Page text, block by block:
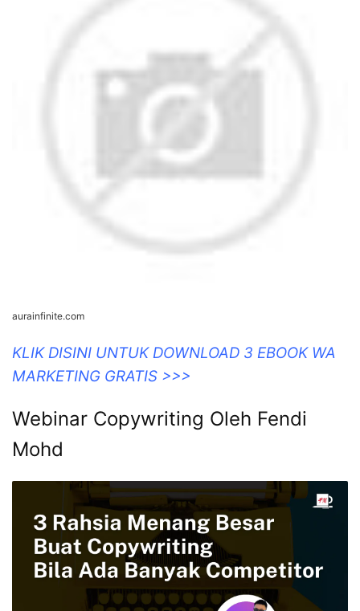
aurainfinite.com
KLIK DISINI UNTUK DOWNLOAD 3 EBOOK WA
MARKETING GRATIS >>>
Webinar Copywriting Oleh Fendi
Mohd